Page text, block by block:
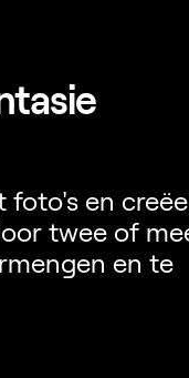
foto's en
twee of
en te